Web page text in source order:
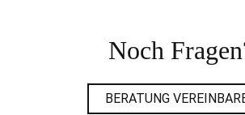
Noch
BERATUNG